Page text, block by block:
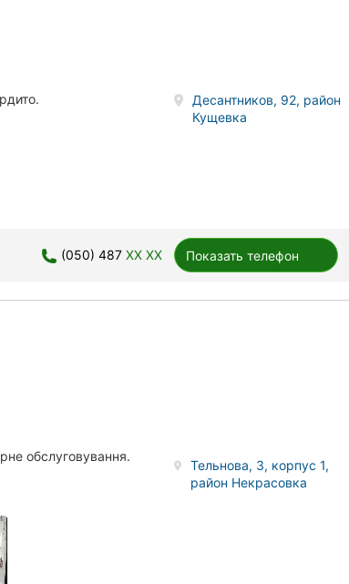
Десантников, 92, район
Кущевка
(050) 487 XX XX Показать телефон
обслуговування.
Тельнова, 3, корпус 1,
район Некрасовка